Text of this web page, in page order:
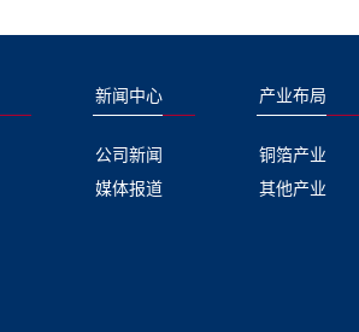
新闻中心
公司新闻
媒体报道
产业布局
铜箔产业
其他产业